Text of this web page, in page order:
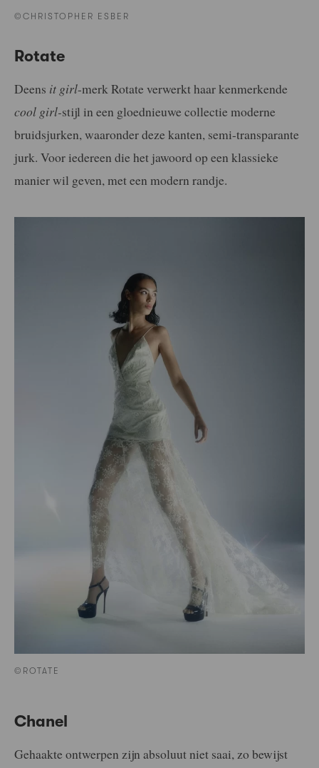
©CHRISTOPHER ESBER
Rotate
Deens it girl-merk Rotate verwerkt haar kenmerkende
cool girl-stijl in een gloednieuwe collectie moderne
bruidsjurken, waaronder deze kanten, semi-transparante
jurk. Voor iedereen die het jawoord op een klassieke
manier wil geven, met een modern randje.
©ROTATE
Chanel
Gehaakte ontwerpen zijn absoluut niet saai, zo bewijst